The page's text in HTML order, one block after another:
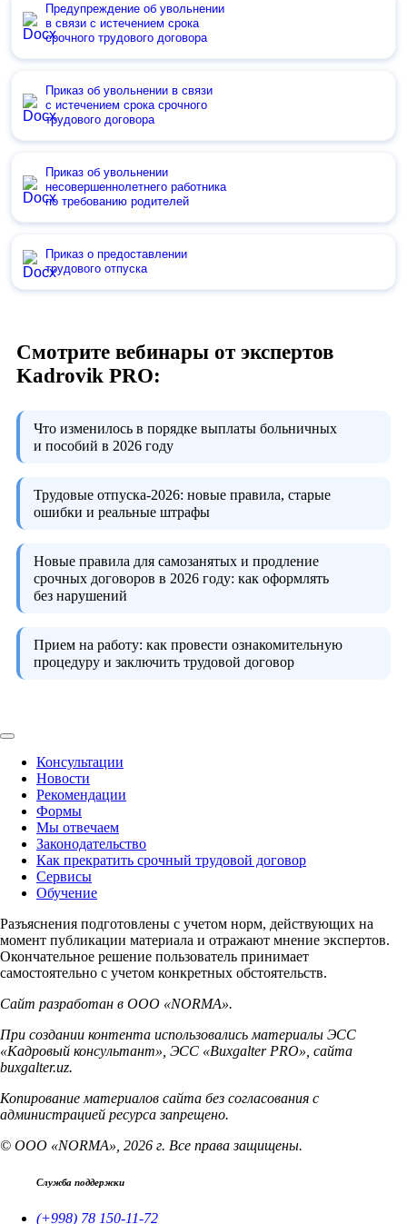
Предупреждение об увольнении
в связи с истечением срока
срочного трудового договора
Приказ об увольнении в связи
с истечением срока срочного
трудового договора
Приказ об увольнении
несовершеннолетнего работника
по требованию родителей
Приказ о предоставлении
трудового отпуска
Смотрите вебинары от экспертов
Kadrovik PRO:
Что изменилось в порядке выплаты больничных
и пособий в 2026 году
Трудовые отпуска-2026: новые правила, старые
ошибки и реальные штрафы
Новые правила для самозанятых и продление
срочных договоров в 2026 году: как оформлять
без нарушений
Прием на работу: как провести ознакомительную
процедуру и заключить трудовой договор
Консультации
Новости
Рекомендации
Формы
Мы отвечаем
Законодательство
Как прекратить срочный трудовой договор
Сервисы
Обучение
Разъяснения подготовлены с учетом норм, действующих на
момент публикации материала и отражают мнение экспертов.
Окончательное решение пользователь принимает
самостоятельно с учетом конкретных обстоятельств.
Сайт разработан в ООО «NORMA».
При создании контента использовались материалы ЭСС
«Кадровый консультант», ЭСС «Buxgalter PRO», сайта
buxgalter.uz.
Копирование материалов сайта без согласования с
администрацией ресурса запрещено.
© ООО «NORMA», 2026 г. Все права защищены.
Служба поддержки
(+998) 78 150-11-72